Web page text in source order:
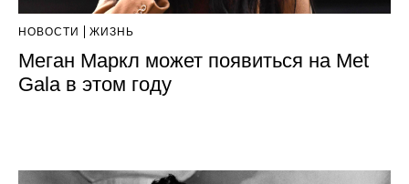
НОВОСТИ ЖИЗНЬ
Меган Маркл может появиться на Met
Gala в этом году